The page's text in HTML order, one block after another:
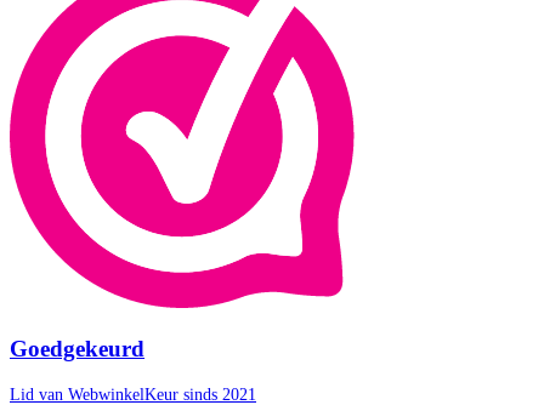
Goedgekeurd
Lid van WebwinkelKeur sinds 2021